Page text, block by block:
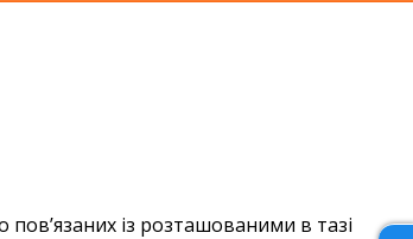
із розташованими в тазі